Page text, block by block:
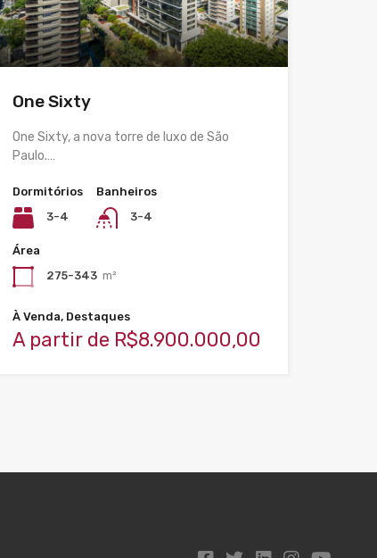
One Sixty
One Sixty, a nova torre de luxo de São
Paulo.…
Dormitórios
3-4
Banheiros
3-4
Área
275-343 m²
À Venda, Destaques
A partir de R$8.900.000,00